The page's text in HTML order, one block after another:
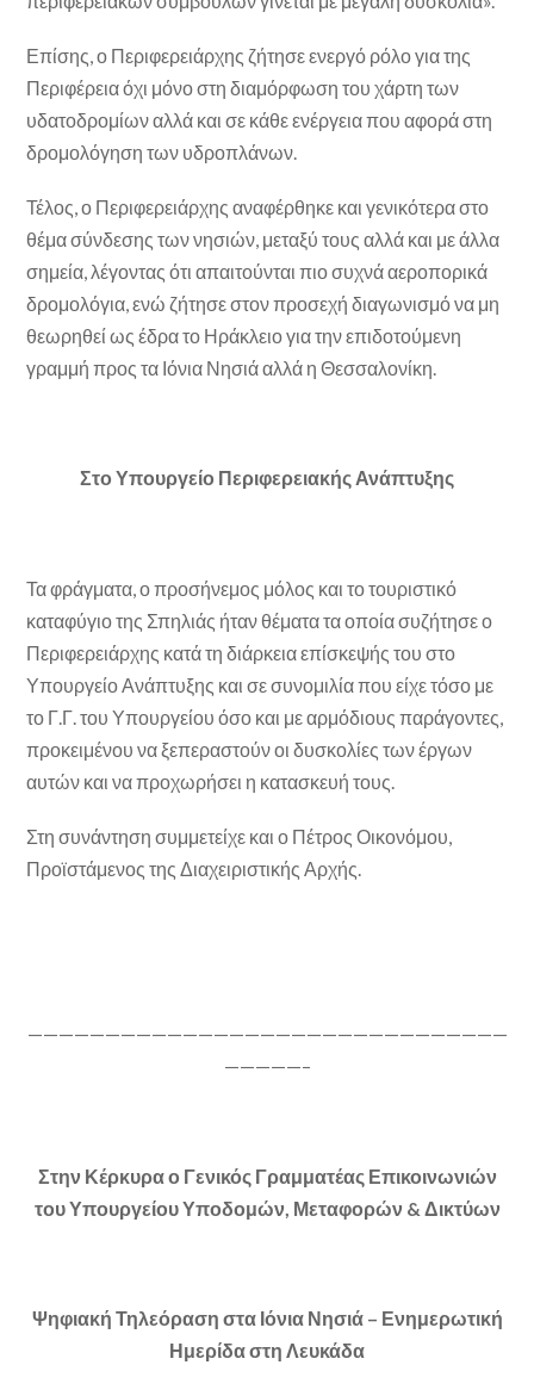
Επίσης, ο Περιφερειάρχης ζήτησε ενεργό ρόλο για της
Περιφέρεια όχι μόνο στη διαμόρφωση του χάρτη των
υδατοδρομίων αλλά και σε κάθε ενέργεια που αφορά στη
δρομολόγηση των υδροπλάνων.
Τέλος, ο Περιφερειάρχης αναφέρθηκε και γενικότερα στο
θέμα σύνδεσης των νησιών, μεταξύ τους αλλά και με άλλα
σημεία, λέγοντας ότι απαιτούνται πιο συχνά αεροπορικά
δρομολόγια, ενώ ζήτησε στον προσεχή διαγωνισμό να μη
θεωρηθεί ως έδρα το Ηράκλειο για την επιδοτούμενη
γραμμή προς τα Ιόνια Νησιά αλλά η Θεσσαλονίκη.
Στο Υπουργείο Περιφερειακής Ανάπτυξης
Τα φράγματα, ο προσήνεμος μόλος και το τουριστικό
καταφύγιο της Σπηλιάς ήταν θέματα τα οποία συζήτησε ο
Περιφερειάρχης κατά τη διάρκεια επίσκεψής του στο
Υπουργείο Ανάπτυξης και σε συνομιλία που είχε τόσο με
το Γ.Γ. του Υπουργείου όσο και με αρμόδιους παράγοντες,
προκειμένου να ξεπεραστούν οι δυσκολίες των έργων
αυτών και να προχωρήσει η κατασκευή τους.
Στη συνάντηση συμμετείχε και ο Πέτρος Οικονόμου,
Προϊστάμενος της Διαχειριστικής Αρχής.
———————————————————————————————
—————–
Στην Κέρκυρα ο Γενικός Γραμματέας Επικοινωνιών
του Υπουργείου Υποδομών, Μεταφορών & Δικτύων
Ψηφιακή Τηλεόραση στα Ιόνια Νησιά – Ενημερωτική
Ημερίδα στη Λευκάδα